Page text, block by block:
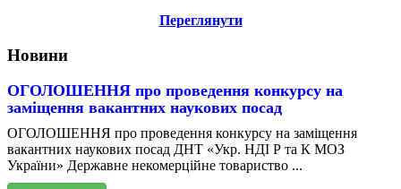
Переглянути
Новини
ОГОЛОШЕННЯ про проведення конкурсу на
заміщення вакантних наукових посад
ОГОЛОШЕННЯ про проведення конкурсу на заміщення
вакантних наукових посад ДНТ «Укр. НДІ Р та К МОЗ
України» Державне некомерційне товариство ...